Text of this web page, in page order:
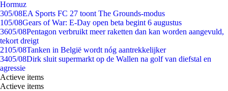
Hormuz
305/08EA Sports FC 27 toont The Grounds-modus
105/08Gears of War: E-Day open beta begint 6 augustus
3605/08Pentagon verbruikt meer raketten dan kan worden aangevuld,
tekort dreigt
2105/08Tanken in België wordt nóg aantrekkelijker
3405/08Dirk sluit supermarkt op de Wallen na golf van diefstal en
agressie
Actieve items
Actieve items